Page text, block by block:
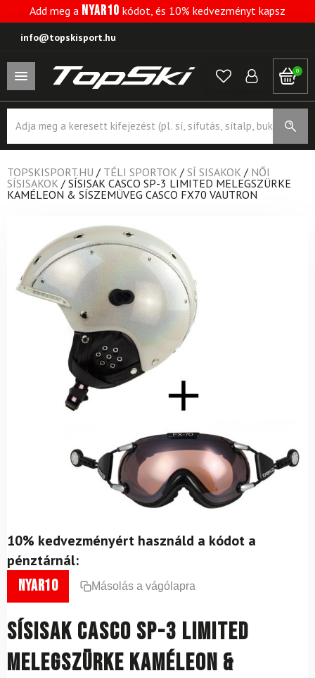
Add meg a NYAR10 kódot, és 10% kedvezményt kapsz
info@topskisport.hu
0
search
TOPSKISPORT.HU / TÉLI SPORTOK / SÍ SISAKOK / NŐI
SÍSISAKOK / SÍSISAK CASCO SP-3 LIMITED MELEGSZÜRKE
KAMÉLEON & SÍSZEMÜVEG CASCO FX70 VAUTRON
10% kedvezményért használd a kódot a
pénztárnál:
nyar10 Másolás a vágólapra
Sísisak CASCO SP-3 Limited
melegszürke kaméleon &